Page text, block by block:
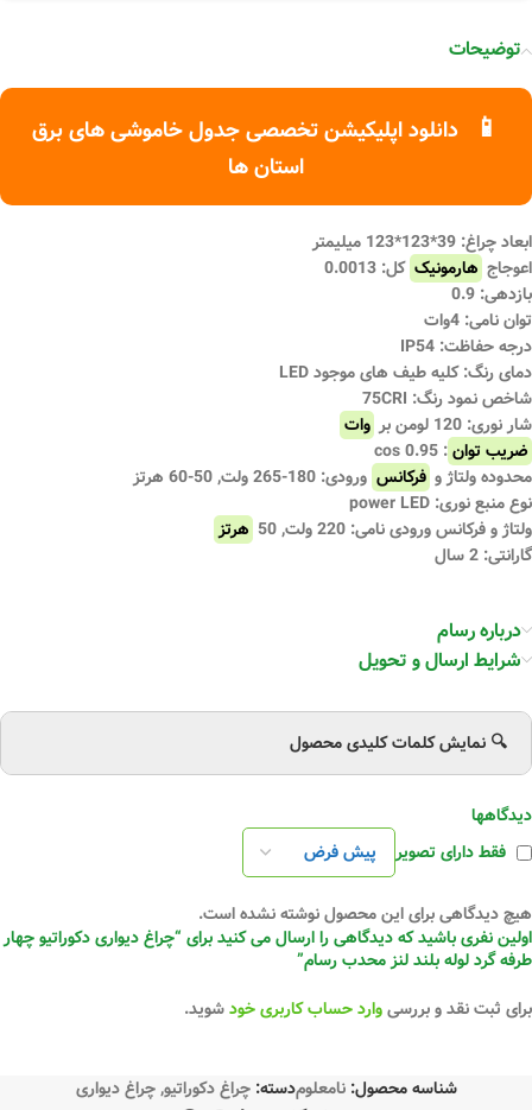
توضیحات
📱
دانلود اپلیکیشن تخصصی جدول خاموشی های برق
استان ها
ابعاد چراغ: 39*123*123 میلیمتر
اعوجاج هارمونیک کل: 0.0013
بازدهی: 0.9
توان نامی: 4وات
درجه حفاظت: IP54
دمای رنگ: کلیه طیف های موجود LED
شاخص نمود رنگ: 75CRI
شار نوری: 120 لومن بر
وات
ضریب توان: 0.95 cos
محدوده ولتاژ و فرکانس ورودی: 180-265 ولت, 50-60 هرتز
نوع منبع نوری: power LED
ولتاژ و فرکانس ورودی نامی: 220 ولت, 50
هرتز
گارانتی: 2 سال
درباره رسام
شرایط ارسال و تحویل
🔍 نمایش کلمات کلیدی محصول
دیدگاهها
فقط دارای تصویر
هیچ دیدگاهی برای این محصول نوشته نشده است.
اولین نفری باشید که دیدگاهی را ارسال می کنید برای “چراغ دیواری دکوراتیو چهار
طرفه گرد لوله بلند لنز محدب رسام”
برای ثبت نقد و بررسیوارد حساب کاربری خودشوید.
شناسه محصول:نامعلومدسته: چراغ دکوراتیو, چراغ دیواری